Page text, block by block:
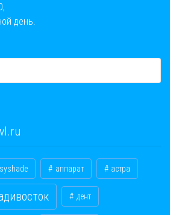
день.
аппарат астра
дент